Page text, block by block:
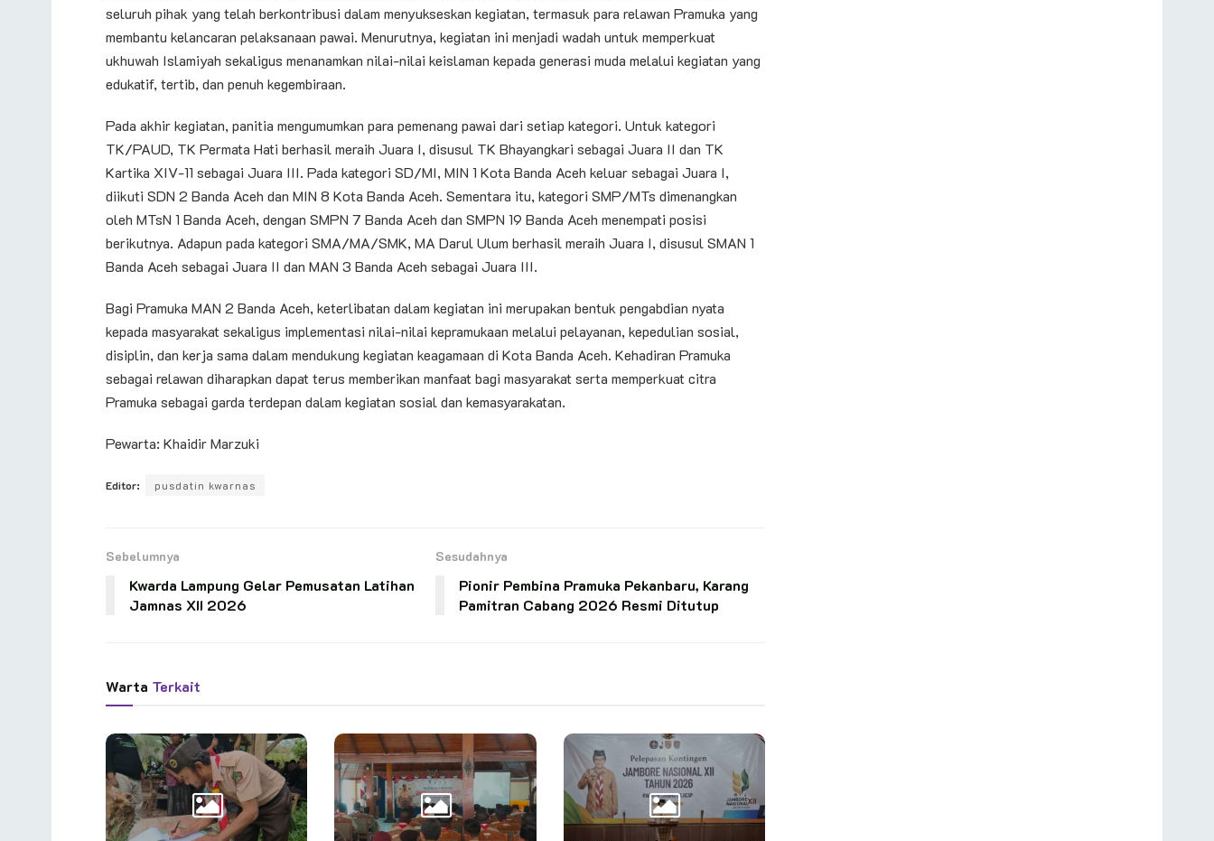
seluruh pihak yang telah berkontribusi dalam menyukseskan kegiatan, termasuk para relawan Pramuka yang
membantu kelancaran pelaksanaan pawai. Menurutnya, kegiatan ini menjadi wadah untuk memperkuat
ukhuwah Islamiyah sekaligus menanamkan nilai-nilai keislaman kepada generasi muda melalui kegiatan yang
edukatif, tertib, dan penuh kegembiraan.
Pada akhir kegiatan, panitia mengumumkan para pemenang pawai dari setiap kategori. Untuk kategori
TK/PAUD, TK Permata Hati berhasil meraih Juara I, disusul TK Bhayangkari sebagai Juara II dan TK
Kartika XIV-11 sebagai Juara III. Pada kategori SD/MI, MIN 1 Kota Banda Aceh keluar sebagai Juara I,
diikuti SDN 2 Banda Aceh dan MIN 8 Kota Banda Aceh. Sementara itu, kategori SMP/MTs dimenangkan
oleh MTsN 1 Banda Aceh, dengan SMPN 7 Banda Aceh dan SMPN 19 Banda Aceh menempati posisi
berikutnya. Adapun pada kategori SMA/MA/SMK, MA Darul Ulum berhasil meraih Juara I, disusul SMAN 1
Banda Aceh sebagai Juara II dan MAN 3 Banda Aceh sebagai Juara III.
Bagi Pramuka MAN 2 Banda Aceh, keterlibatan dalam kegiatan ini merupakan bentuk pengabdian nyata
kepada masyarakat sekaligus implementasi nilai-nilai kepramukaan melalui pelayanan, kepedulian sosial,
disiplin, dan kerja sama dalam mendukung kegiatan keagamaan di Kota Banda Aceh. Kehadiran Pramuka
sebagai relawan diharapkan dapat terus memberikan manfaat bagi masyarakat serta memperkuat citra
Pramuka sebagai garda terdepan dalam kegiatan sosial dan kemasyarakatan.
Pewarta: Khaidir Marzuki
Editor: pusdatin kwarnas
Sebelumnya
Kwarda Lampung Gelar Pemusatan Latihan
Jamnas XII 2026
Sesudahnya
Pionir Pembina Pramuka Pekanbaru, Karang
Pamitran Cabang 2026 Resmi Ditutup
Warta Terkait